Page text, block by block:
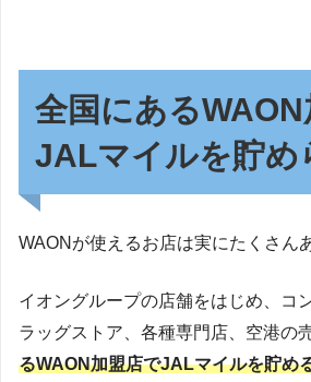
全国にある
JALマイルを貯め
WAONが使えるお店は実にたくさん
イオングループの店舗をはじめ、コ
ラッグストア、各種専門店、空港の
るWAON加盟店でJALマイルを貯め